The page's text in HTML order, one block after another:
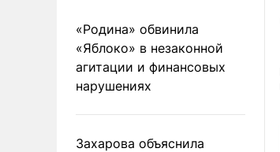
«Родина» обвинила
«Яблоко» в незаконной
агитации и финансовых
нарушениях
Захарова объяснила